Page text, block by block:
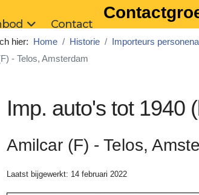
Contact
hier: Home Historie Importeurs
- Telos, Amsterdam
Imp. auto's tot 1940
Amilcar (F) - Telos,
Laatst bijgewerkt: 14 februari 2022